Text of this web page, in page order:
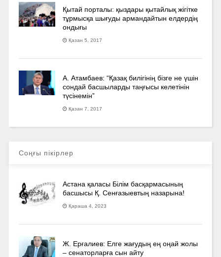
Қытай порталы: қыздары қытайлық жігітке
тұрмысқа шығуды армандайтын елдердің
ондығы
Қазан 5, 2017
А. Атамбаев: “Қазақ билігінің бізге не үшін
сондай басшыларды таңғысы келетінін
түсінемін”
Қазан 7, 2017
Соңғы пікірлер
Астана қаласы Білім басқармасының
басшысы Қ. Сенғазыевтың назарына!
Қараша 4, 2023
Ж. Ерғалиев: Елге жағудың ең оңай жолы
– сенаторларға сын айту